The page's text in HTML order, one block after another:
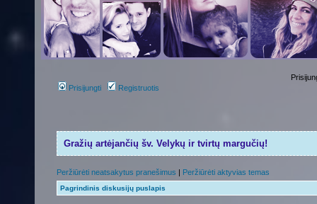
Prisijungti Registruotis
Gražių artėjančių šv. Velykų ir tvirtų margučių!
Peržiūrėti neatsakytus pranešimus | Peržiūrėti aktyvias temas
Pagrindinis diskusijų puslapis